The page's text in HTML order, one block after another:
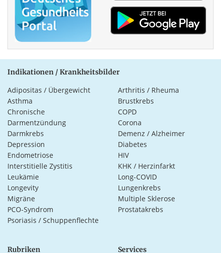
Indikationen / Krankheitsbilder
Adipositas / Übergewicht
Arthritis / Rheuma
Asthma
Brustkrebs
Chronische
Darmentzündung
COPD
Corona
Darmkrebs
Demenz / Alzheimer
Depression
Diabetes
Endometriose
HIV
Interstitielle Zystitis
KHK / Herzinfarkt
Leukämie
Long-COVID
Longevity
Lungenkrebs
Migräne
Multiple Sklerose
PCO-Syndrom
Prostatakrebs
Psoriasis / Schuppenflechte
Rubriken Services